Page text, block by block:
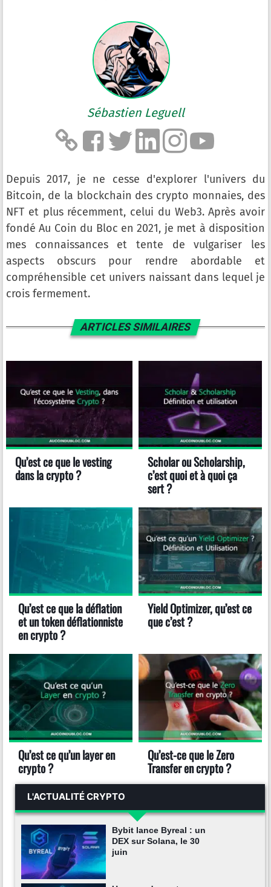
Sébastien Leguell
Depuis 2017, je ne cesse d'explorer l'univers du
Bitcoin, de la blockchain des crypto monnaies, des
NFT et plus récemment, celui du Web3. Après avoir
fondé Au Coin du Bloc en 2021, je met à disposition
mes connaissances et tente de vulgariser les
aspects obscurs pour rendre abordable et
compréhensible cet univers naissant dans lequel je
crois fermement.
ARTICLES SIMILAIRES
Qu’est ce que le vesting
dans la crypto ?
Scholar ou Scholarship,
c’est quoi et à quoi ça
sert ?
Qu’est ce que la déflation
et un token déflationniste
en crypto ?
Yield Optimizer, qu’est ce
que c’est ?
Qu’est ce qu’un layer en
crypto ?
Qu’est-ce que le Zero
Transfer en crypto ?
L'ACTUALITÉ CRYPTO
Bybit lance Byreal : un
DEX sur Solana, le 30
juin